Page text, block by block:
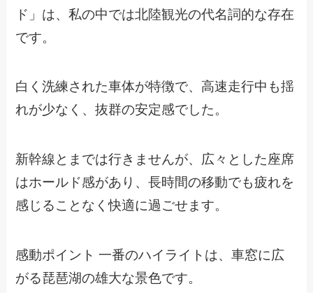
ド」は、私の中では北陸観光の代名詞的な存在
です。
白く洗練された車体が特徴で、高速走行中も揺
れが少なく、抜群の安定感でした。
新幹線とまでは行きませんが、広々とした座席
はホールド感があり、長時間の移動でも疲れを
感じることなく快適に過ごせます。
感動ポイント 一番のハイライトは、車窓に広
がる琵琶湖の雄大な景色です。